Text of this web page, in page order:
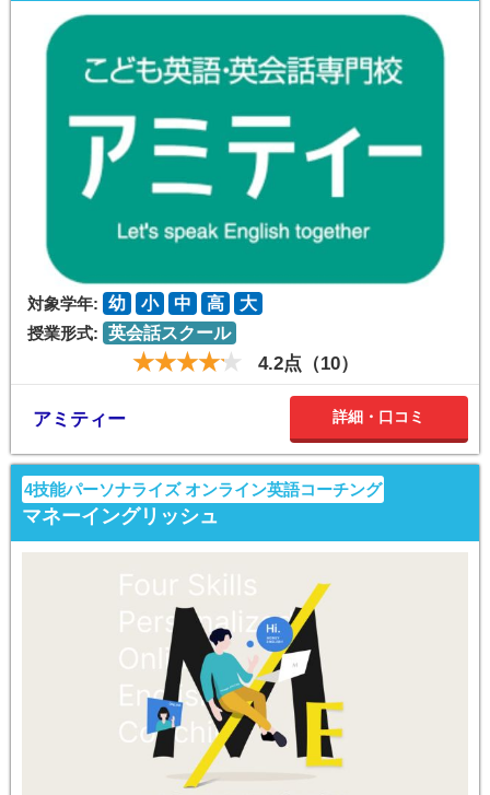
対象学年: 幼 小 中 高
大
授業形式: 英会話スクール
4.2点（10）
アミティー 詳細・口コミ
4技能パーソナライズ オンライン英語コーチング
マネーイングリッシュ